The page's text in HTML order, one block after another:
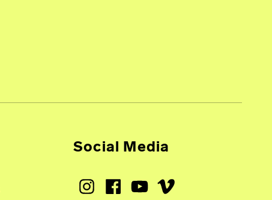
Social Media
InstagramFacebookYoutubeVimeo